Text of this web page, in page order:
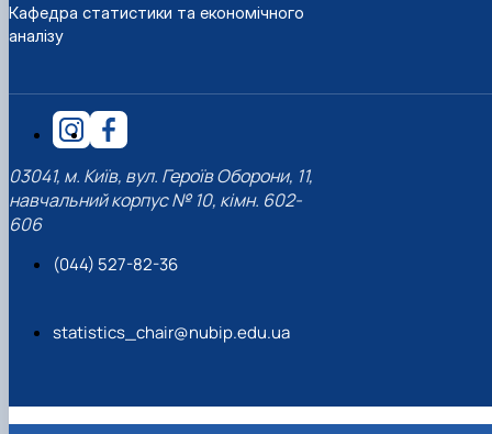
Кафедра статистики та економічного
аналізу
03041, м. Київ, вул. Героїв Оборони, 11,
навчальний корпус № 10, кімн. 602-
606
(044) 527-82-36
statistics_chair@nubip.edu.ua